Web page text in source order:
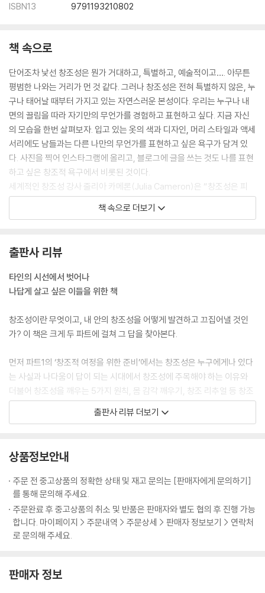
02 나 보기를 남 보듯 하라 184
04 문제를 발견해야 창조가 시작된다 195
창조성을 깨우는 과제 200
5주 창조를 시작하지 못하는 두려움 넘어가기
01 유일하게 확실한 것은 불확실함뿐 206
02 창조의 여정은 실패의 향연 212
03 모든 장애물은 수치심에서 비롯된다 220
04 두려움은 사라지지 않는다 226
창조성을 깨우는 과제 231
6주 창조 과정을 지속하는 힘 만들기
02 최악은 시작도 못하는 것 250
03 창조 과정의 핵심 원동력, 몰입 257
04 나는 미약하나 ‘우리’는 강하다 263
창조성을 깨우는 과제 268
7주 창조 과정에 찾아오는 위기와 좌절에 대처하기
01 결과는 내 몫이 아니다 277
03 토끼의 두뇌와 거북이의 마음 292
04 언제 어디서든 빛날 수 있는 비결 300
창조성을 깨우는 과제 304
8주 계속해서 창조적인 삶을 살아가기
03 나의 창조성에서 우리의 창조성으로 324
부록 소모임을 위한 가이드 333
에필로그 340
미주 344
참고자료 349
ISBN13
9791193210802
책 속으로
단어조차 낯선 창조성은 뭔가 거대하고, 특별하고, 예술적이고…. 아무튼
평범한 나와는 거리가 먼 것 같다. 그러나 창조성은 전혀 특별하지 않은, 누
구나 태어날 때부터 가지고 있는 자연스러운 본성이다. 우리는 누구나 내
면의 끌림을 따라 자기만의 무언가를 경험하고 표현하고 싶다. 지금 자신
의 모습을 한번 살펴보자. 입고 있는 옷의 색과 디자인, 머리 스타일과 액세
서리에도 남들과는 다른 나만의 무언가를 표현하고 싶은 욕구가 담겨 있
다. 사진을 찍어 인스타그램에 올리고, 블로그에 글을 쓰는 것도 나를 표현
하고 싶은 창조적 욕구에서 비롯된 것이다.
세계적인 창조성 강사 줄리아 카메론(Julia Cameron)은 “창조성은 피
같은 것”이라고 표현했다. 그는 “피가 당신의 몸 안에 흐르고 있지만, 당신
이 만들어낸 것은 아니듯이, 창조성도 당신의 정신 속에 존재하지만 당신
들에게만 있는 특별한 능력이 아니다.
--- p.20
다. 도전과 실패가 두려운데도 창조성이 안내하는 모험의 길을 명랑하게
걸어가겠다고 용기를 내는 것이다. 고난을 겪으면서도 현실에 매몰되어 심
세상에서 완고하게 나만의 행복에 집중하며 느긋하게 걸어가기를 선택하
는 것이다. 그래서 어른의 놀이는 아이처럼 저절로 되지 않는다. 놀이가 될
수 없는 고단하고 힘든 삶을 놀이의 재료로 삼아 즐거움과 기쁨으로 변형
시키기로 의도적으로 노력하는 것이다.
나는 어떻게 하면 내 일과 일상이 놀이가 될 수 있을지 매일 치열하게 고민
한다. 삶이 무겁고 정체된 느낌이 들 때면 내 일상에 놀이의 다섯 요소 중
하면 무겁게 정체되었던 에너지가 풀리기 시작한다. 내 삶을 놀이로 바꾸
하면서 나는 심각함에서 벗어나 가벼워졌고, 그래서 용감해졌고, 할 수 없
다고 생각한 일에 계속 도전할 수 있었다. 그래서 나는 내가 앞으로도 더 잘
놀 수 있게 되길 바란다. 그리고 더 많은 사람이 잘 놀 수 있게 되길 열망하
며 이 책을 쓰고 있다(글쓰기의 고통을 ‘놀이’로 승화하려 매일 버둥대면서
말이다!).
책 속으로 더보기
출판사 리뷰
타인의 시선에서 벗어나
나답게 살고 싶은 이들을 위한 책
창조성이란 무엇이고, 내 안의 창조성을 어떻게 발견하고 끄집어낼 것인
가? 이 책은 크게 두 파트에 걸쳐 그 답을 찾아본다.
먼저 파트1의 ‘창조적 여정을 위한 준비’에서는 창조성은 누구에게나 있다
는 사실과 나다움이 답이 되는 시대에서 창조성에 주목해야 하는 이유와
더불어 창조성을 깨우는 5가지 원칙, 몸 감각 깨우기, 창조 리추얼 등 창조
성을 깨우는 구체적인 훈련에 대해 알아본다.
는 창조성이 꽃필 수 있는 환경을 조성하는 방법, 2주 차에는 창조성이 자
라날 수 있는 내면의 환경을 점검하기, 3주 차에는 창조적인 욕구를 깨워
내는 과정, 4주 차에는 나의 고유한 천재성을 찾아내는 방법, 5주 차에는
창조를 시작하지 못하게 만드는 가장 큰 장애물인 두려움을 뛰어넘는 방
법, 6주 차에는 창조 과정을 지속하는 힘을 만들어가는 과정, 7주 차에는
창조 과정에서 찾아오는 위기와 좌절에 어떻게 대처할 것인지, 8주 차에는
에 풍부함을 더했다.
출판사 리뷰 더보기
상품정보안내
주문 전 중고상품의 정확한 상태 및 재고 문의는 [판매자에게 문의하기]
를 통해 문의해 주세요.
주문완료 후 중고상품의 취소 및 반품은 판매자와 별도 협의 후 진행 가능
합니다. 마이페이지 > 주문내역 > 주문상세 > 판매자 정보보기 > 연락처
로 문의해 주세요.
판매자 정보